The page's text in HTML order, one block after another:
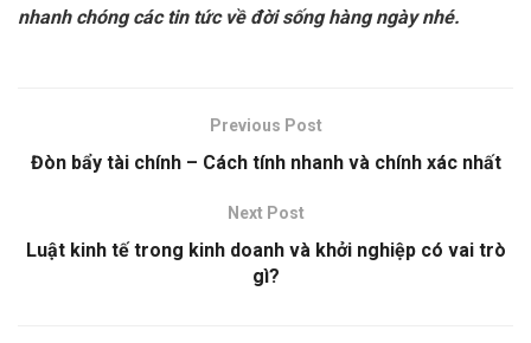
nhanh chóng các tin tức về đời sống hàng ngày nhé.
Previous Post
Đòn bẩy tài chính – Cách tính nhanh và chính xác nhất
Next Post
Luật kinh tế trong kinh doanh và khởi nghiệp có vai trò
gì?